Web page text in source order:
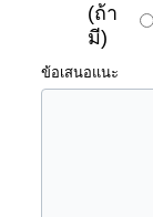
โปร่งใส
(ถ้า
มี)
ข้อเสนอแนะ